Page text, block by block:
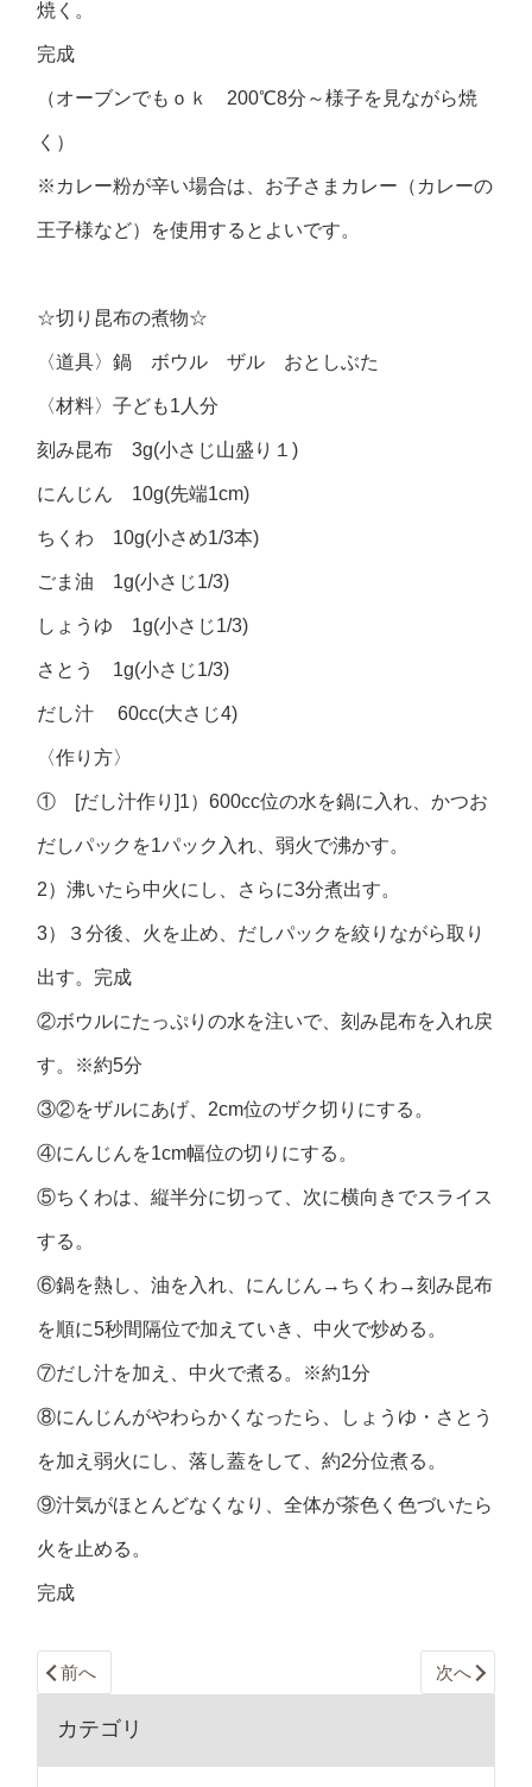
焼く。
完成
（オーブンでもｏｋ 200℃8分～様子を見ながら焼
く）
※カレー粉が辛い場合は、お子さまカレー（カレーの
王子様など）を使用するとよいです。
☆切り昆布の煮物☆
〈道具〉鍋 ボウル ザル おとしぶた
〈材料〉子ども1人分
刻み昆布 3g(小さじ山盛り１)
にんじん 10g(先端1cm)
ちくわ 10g(小さめ1/3本)
ごま油 1g(小さじ1/3)
しょうゆ 1g(小さじ1/3)
さとう 1g(小さじ1/3)
だし汁 60cc(大さじ4)
〈作り方〉
① [だし汁作り]1）600cc位の水を鍋に入れ、かつお
だしパックを1パック入れ、弱火で沸かす。
2）沸いたら中火にし、さらに3分煮出す。
3）３分後、火を止め、だしパックを絞りながら取り
出す。完成
②ボウルにたっぷりの水を注いで、刻み昆布を入れ戻
す。※約5分
③②をザルにあげ、2cm位のザク切りにする。
④にんじんを1cm幅位の切りにする。
⑤ちくわは、縦半分に切って、次に横向きでスライス
する。
⑥鍋を熱し、油を入れ、にんじん→ちくわ→刻み昆布
を順に5秒間隔位で加えていき、中火で炒める。
⑦だし汁を加え、中火で煮る。※約1分
⑧にんじんがやわらかくなったら、しょうゆ・さとう
を加え弱火にし、落し蓋をして、約2分位煮る。
⑨汁気がほとんどなくなり、全体が茶色く色づいたら
火を止める。
完成
前へ 次へ
カテゴリ